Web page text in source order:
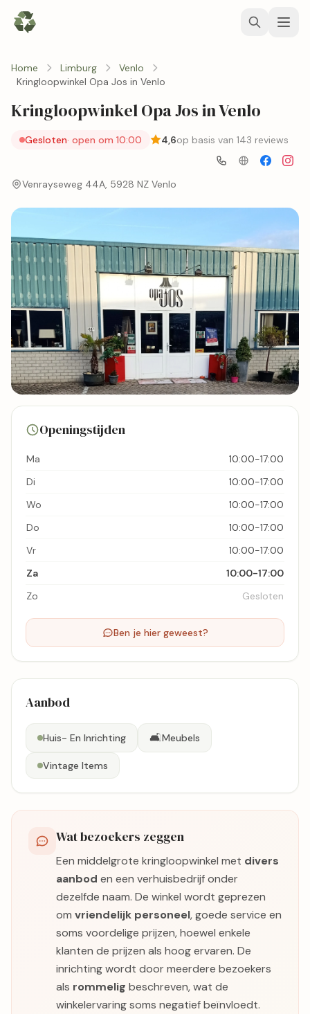
Home Limburg
Venlo
Kringloopwinkel Opa Jos in Venlo
Kringloopwinkel Opa Jos in Venlo
Gesloten· open om 10:00 4,6op basis van 143 reviews
Venrayseweg 44A, 5928 NZ Venlo
Bekijk kaart
Openingstijden
Ma
10:00-17:00
Di
10:00-17:00
Wo
10:00-17:00
Do
10:00-17:00
Vr
10:00-17:00
Za
10:00-17:00
Zo
Gesloten
Ben je hier geweest?
Aanbod
Huis- En Inrichting 🛋️Meubels
Vintage Items
Wat bezoekers zeggen
Een middelgrote kringloopwinkel met divers
aanbod en een verhuisbedrijf onder
dezelfde naam. De winkel wordt geprezen
om vriendelijk personeel, goede service en
soms voordelige prijzen, hoewel enkele
klanten de prijzen als hoog ervaren. De
inrichting wordt door meerdere bezoekers
als rommelig beschreven, wat de
winkelervaring soms negatief beïnvloedt.